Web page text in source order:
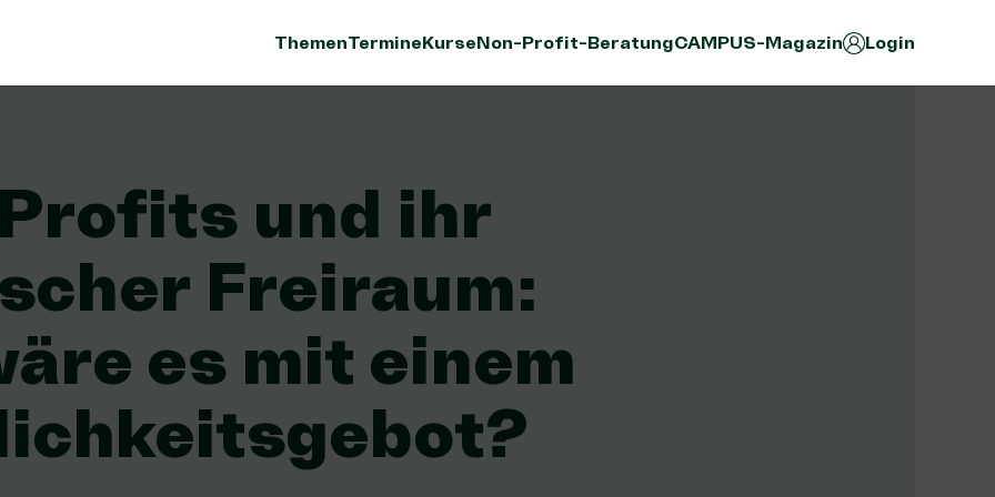
ThemenTermineKurseNon-Profit-BeratungCAMPUS-Magazin Login
und ihr
Freiraum:
es mit einem